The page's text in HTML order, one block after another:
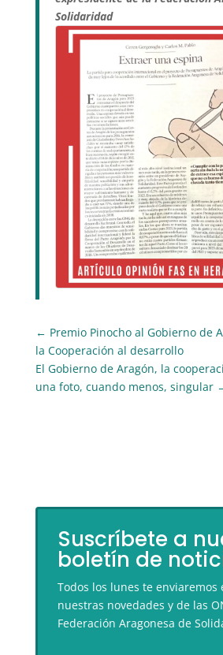
Solidaridad
← Premio Pinocho al Gobierno de
la Cooperación al desarrollo
El Gobierno de Aragón, la
una foto, cuando menos, singular
Suscríbete a
boletín de
Todos los lunes te enviaremos
nuestras novedades y de las
Federación Aragonesa de